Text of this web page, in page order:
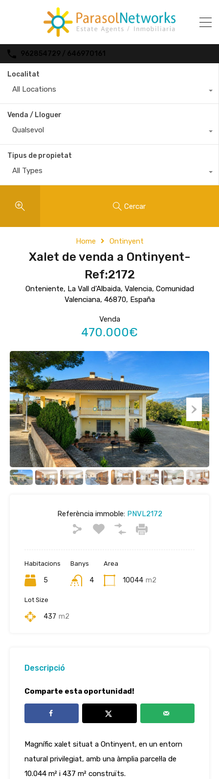
962854729 / 646970161
Localitat
All Locations
Venda / Lloguer
Qualsevol
Tipus de propietat
All Types
Cercar
Home Ontinyent
Xalet de venda a Ontinyent-
Ref:2172
Onteniente, La Vall d'Albaida, Valencia, Comunidad
Valenciana, 46870, España
Venda
470.000€
Referència immoble:PNVL2172
Habitacions
5
Banys
4
Area
10044 m2
Lot Size
437 m2
Descripció
Comparte esta oportunidad!
Magnífic xalet situat a Ontinyent, en un entorn
natural privilegiat, amb una àmplia parcel·la de
10.044 m² i 437 m² construïts.